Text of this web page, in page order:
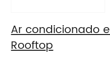
Ar condicionado
Rooftop